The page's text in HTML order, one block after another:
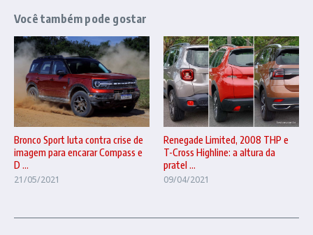
Você também pode gostar
Bronco Sport luta contra crise de
imagem para encarar Compass e
D ...
21/05/2021
Renegade Limited, 2008 THP e
T-Cross Highline: a altura da
pratel ...
09/04/2021